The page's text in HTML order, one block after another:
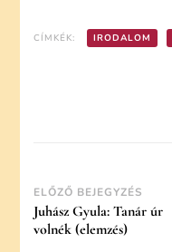
CÍMKÉK: IRODALOM
Post
Navigation
ELŐZŐ BEJEGYZÉS
Juhász Gyula: Tanár úr
volnék (elemzés)